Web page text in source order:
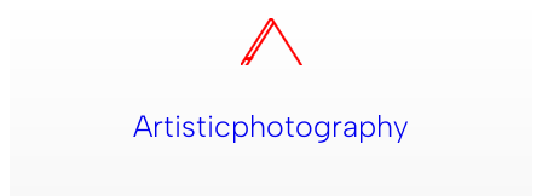
Artisticphotography